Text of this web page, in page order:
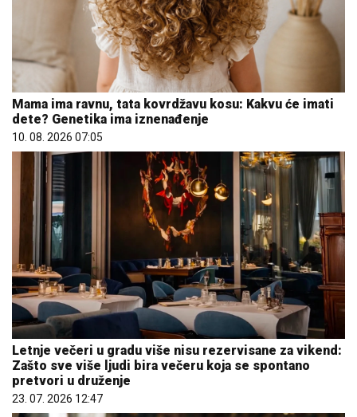
Mama ima ravnu, tata kovrdžavu kosu: Kakvu će imati
dete? Genetika ima iznenađenje
10. 08. 2026 07:05
Letnje večeri u gradu više nisu rezervisane za vikend:
Zašto sve više ljudi bira večeru koja se spontano
pretvori u druženje
23. 07. 2026 12:47